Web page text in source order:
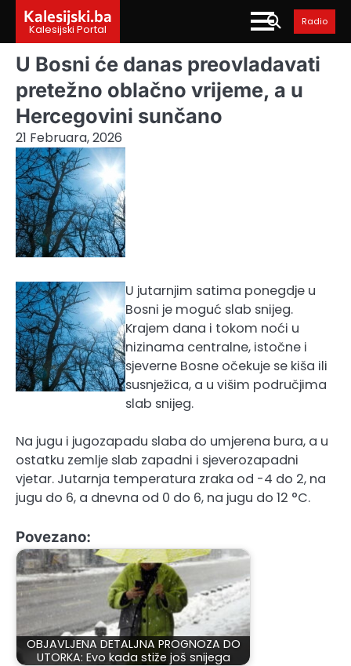
content
Kalesijski.ba
Kalesijski Portal
Radio
U Bosni će danas preovladavati
pretežno oblačno vrijeme, a u
Hercegovini sunčano
21 Februara, 2026
U jutarnjim satima ponegdje u
Bosni je moguć slab snijeg.
Krajem dana i tokom noći u
nizinama centralne, istočne i
sjeverne Bosne očekuje se kiša ili
susnježica, a u višim područjima
slab snijeg.
Na jugu i jugozapadu slaba do umjerena bura, a u
ostatku zemlje slab zapadni i sjeverozapadni
vjetar. Jutarnja temperatura zraka od -4 do 2, na
jugu do 6, a dnevna od 0 do 6, na jugu do 12 °C.
Povezano:
OBJAVLJENA DETALJNA PROGNOZA DO
UTORKA: Evo kada stiže još snijega